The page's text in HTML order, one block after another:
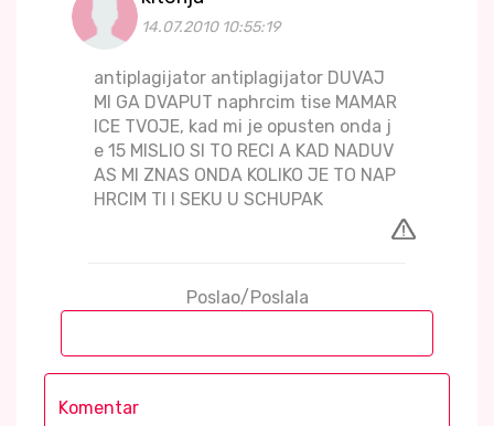
14.07.2010 10:55:19
antiplagijator antiplagijator DUVAJ
MI GA DVAPUT naphrcim tise MAMAR
ICE TVOJE, kad mi je opusten onda j
e 15 MISLIO SI TO RECI A KAD NADUV
AS MI ZNAS ONDA KOLIKO JE TO NAP
HRCIM TI I SEKU U SCHUPAK
Poslao/Poslala